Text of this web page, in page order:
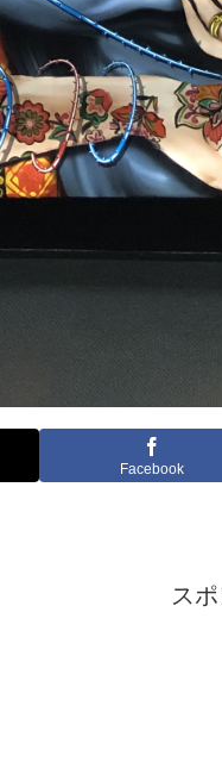
Facebook
ス